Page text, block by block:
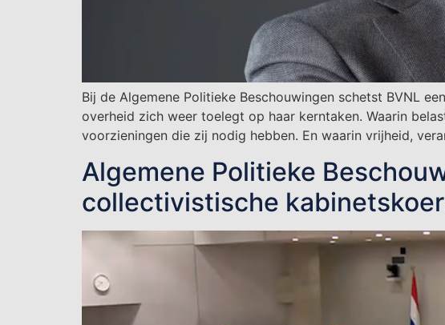
Bij de Algemene Politieke Beschouwingen schetst BVNL
overheid zich weer toelegt op haar kerntaken. Waarin
voorzieningen die zij nodig hebben. En waarin vrijheid,
Algemene Politieke
collectivistische